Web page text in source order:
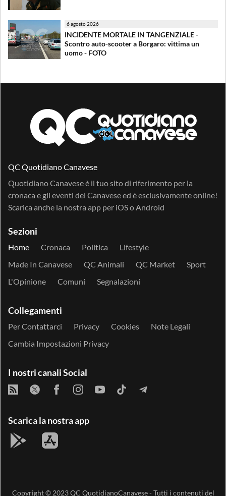
6 agosto 2026
INCIDENTE MORTALE IN TANGENZIALE -
Scontro auto-scooter a Borgaro: vittima un
uomo - FOTO
QC Quotidiano Canavese
Quotidiano Canavese è il tuo sito di riferimento per la
cronaca e gli eventi del Canavese ed è esclusivamente online!
Scarica anche la nostra app per iOSoAndroid
Sezioni
Home Cronaca Politica
Lifestyle
Made In Canavese
QC Animali QC Market
Sport
L'Opinione
Comuni Segnalazioni
Collegamenti
Per Contattarci Privacy Cookies
Note Legali
Cambia Impostazioni Privacy
I nostri canali Social
Scarica la nostra app
Copyright © 2023QC QuotidianoCanavese- Tutti i contenuti del